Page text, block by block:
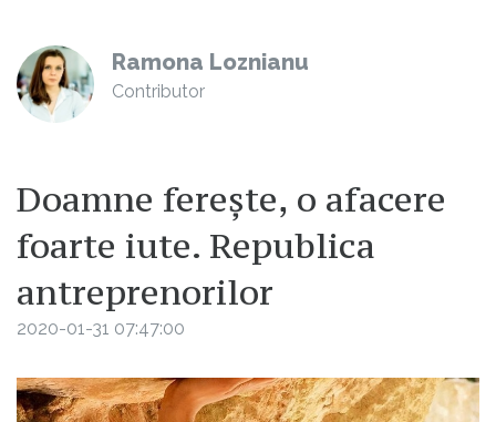
Ramona Loznianu
Contributor
Doamne ferește, o afacere
foarte iute. Republica
antreprenorilor
2020-01-31 07:47:00